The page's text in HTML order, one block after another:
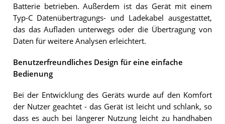
Batterie betrieben. Außerdem ist das Gerät mit einem
Typ-C Datenübertragungs- und Ladekabel ausgestattet,
das das Aufladen unterwegs oder die Übertragung von
Daten für weitere Analysen erleichtert.
Benutzerfreundliches Design für eine einfache
Bedienung
Bei der Entwicklung des Geräts wurde auf den Komfort
der Nutzer geachtet - das Gerät ist leicht und schlank, so
dass es auch bei längerer Nutzung leicht zu handhaben